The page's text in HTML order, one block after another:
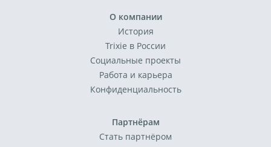
О компании
История
Trixie в России
Социальные проекты
Работа и карьера
Конфиденциальность
Партнёрам
Стать партнёром